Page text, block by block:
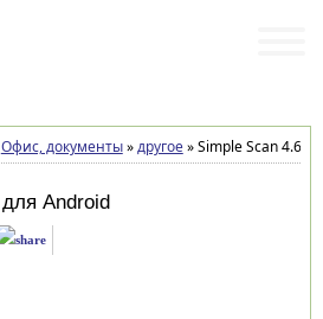
Офис, документы»другое»Simple Scan 4.6.9
для Android